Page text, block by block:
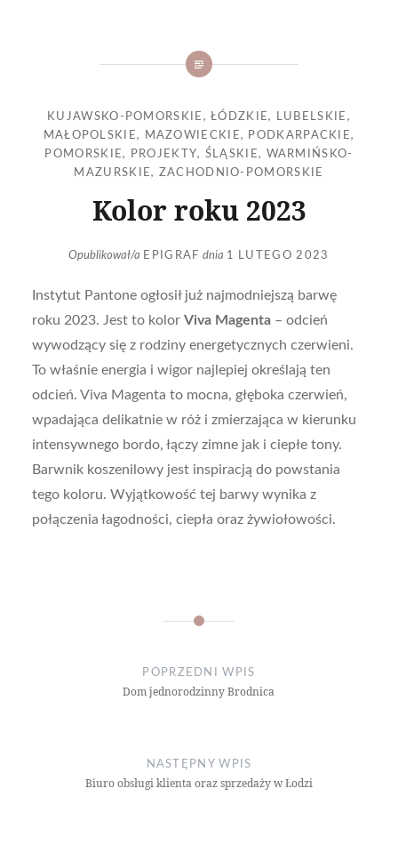
KUJAWSKO-POMORSKIE ,ŁÓDZKIE, LUBELSKIE ,
MAŁOPOLSKIE, MAZOWIECKIE, PODKARPACKIE,
POMORSKIE, PROJEKTY, ŚLĄSKIE, WARMIŃSKO-
MAZURSKIE, ZACHODNIO-POMORSKIE
Kolor roku 2023
Opublikował/a EPIGRAF dnia 1 LUTEGO 2023
Instytut Pantone ogłosił już najmodniejszą barwę
roku 2023. Jest to kolor Viva Magenta– odcień
wywodzący się z rodziny energetycznych czerwieni.
To właśnie energia i wigor najlepiej określają ten
odcień. Viva Magenta to mocna, głęboka czerwień,
wpadająca delikatnie w róż i zmierzająca w kierunku
intensywnego bordo, łączy zimne jak i ciepłe tony.
Barwnik koszenilowy jest inspiracją do powstania
tego koloru. Wyjątkowość tej barwy wynika z
połączenia łagodności, ciepła oraz żywiołowości.
POPRZEDNI WPIS
Dom jednorodzinny Brodnica
NASTĘPNY WPIS
Biuro obsługi klienta oraz sprzedaży w Łodzi